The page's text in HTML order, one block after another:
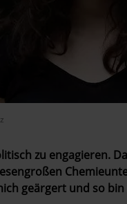
zu engagieren.
geärgert und so